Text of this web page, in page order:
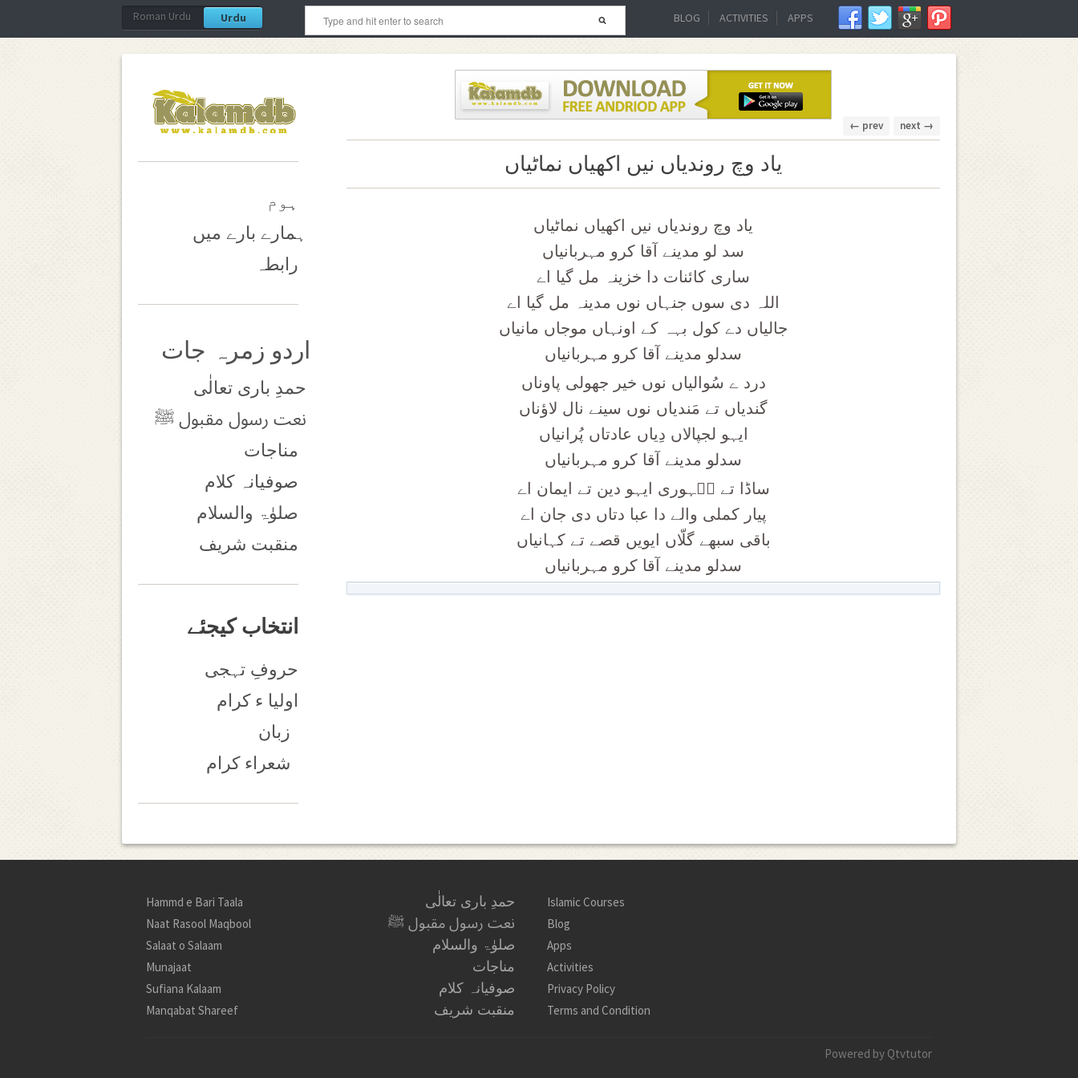
Roman Urdu Urdu BLOG ACTIVITIES APPS
ہوم
ہمارے بارے میں
رابطہ
اردو زمرہ جات
حمدِ باری تعالٰی
نعت رسول مقبول ﷺ
مناجات
صوفیانہ کلام
صلوٰۃ والسلام
منقبت شریف
انتخاب کیجئے
حروفِ تہجی
اولیا ء کرام
زبان
شعراء کرام
← prev next →
یاد وچ روندیاں نیں اکھیاں نماٹیاں
یاد وچ روندیاں نیں اکھیاں نماٹیاں
سد لو مدینے آقا کرو مہربانیاں
ساری کائنات دا خزینہ مل گیا اے
اللہ دی سوں جنہاں نوں مدینہ مل گیا اے
جالیاں دے کول بہہ کے اونہاں موجاں مانیاں
سدلو مدینے آقا کرو مہربانیاں
درد ے سُوالیاں نوں خیر جھولی پاوناں
گندیاں تے مَندیاں نوں سینے نال لاؤناں
ایہو لجپالاں دِیاں عادتاں پُرانیاں
سدلو مدینے آقا کرو مہربانیاں
ساڈا تے ظؔہوری ایہو دین تے ایمان اے
پیار کملی والے دا عبا دتاں دی جان اے
باقی سبھے گلّاں ایویں قصے تے کہانیاں
سدلو مدینے آقا کرو مہربانیاں
Hammd e Bari Taala
Naat Rasool Maqbool
Salaat o Salaam
Munajaat
Sufiana Kalaam
Manqabat Shareef
حمدِ باری تعالٰی
نعت رسول مقبول ﷺ
صلوٰۃ والسلام
مناجات
صوفیانہ کلام
منقبت شریف
Islamic Courses
Blog
Apps
Activities
Privacy Policy
Terms and Condition
Powered by Qtvtutor